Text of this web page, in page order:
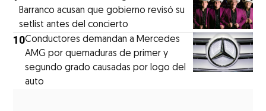
Barranco acusan que gobierno revisó su
setlist antes del concierto
10Conductores demandan a Mercedes
AMG por quemaduras de primer y
segundo grado causadas por logo del
auto